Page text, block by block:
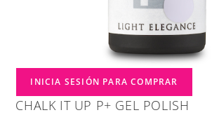
INICIA SESIÓN PARA COMPRAR
CHALK IT UP P+ GEL POLISH